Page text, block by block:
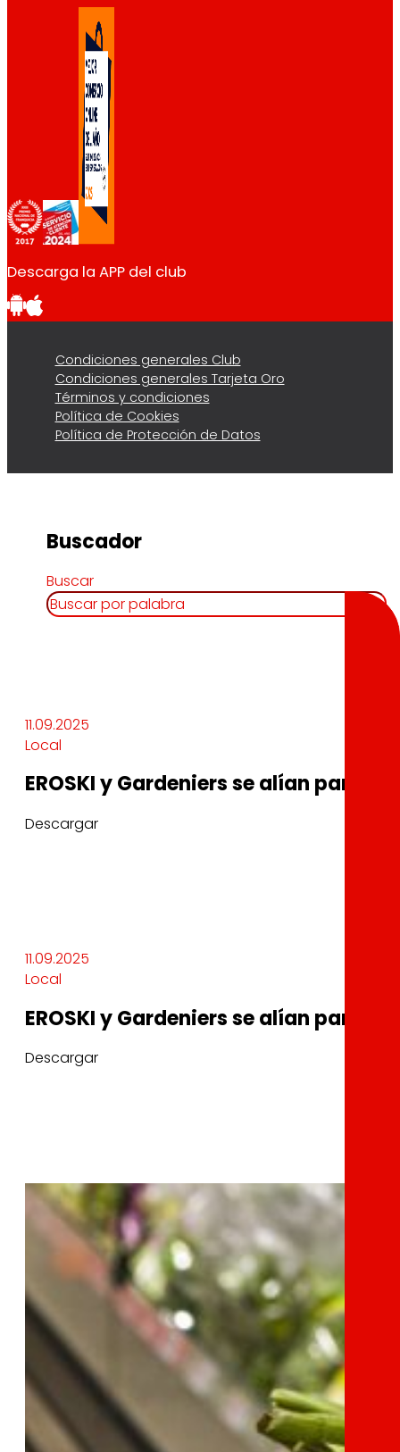
Descarga la APP del club
Condiciones generales Club
Condiciones generales Tarjeta Oro
Términos y condiciones
Política de Cookies
Política de Protección de Datos
Buscador
Buscar
11.09.2025
Local
EROSKI y Gardeniers se alían para
Descargar
11.09.2025
Local
EROSKI y Gardeniers se alían para
Descargar